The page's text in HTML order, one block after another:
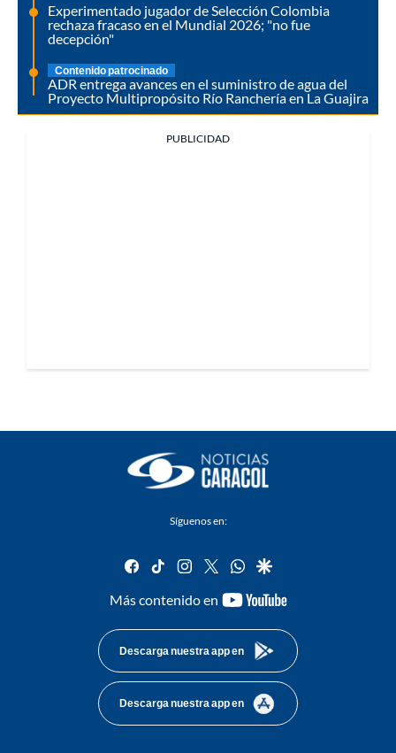
Experimentado jugador de Selección Colombia
rechaza fracaso en el Mundial 2026; "no fue
decepción"
Contenido patrocinado
ADR entrega avances en el suministro de agua del
Proyecto Multipropósito Río Ranchería en La Guajira
PUBLICIDAD
Síguenos en:
facebook
tiktok instagram
twitterwhatsapp
google
Más contenido en
youtube-
Descarga nuestra app en
Descarga nuestra app en